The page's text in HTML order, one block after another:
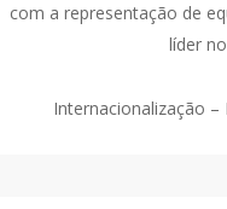
com a representação de
líder
Internacionalização –